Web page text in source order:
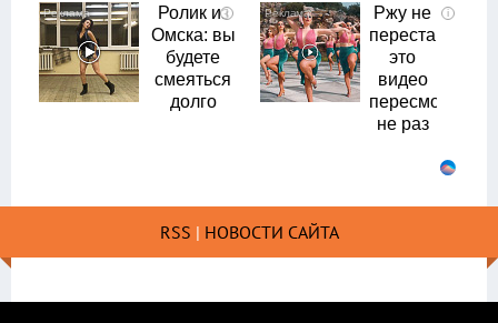
i
Ролик из
Омска: вы
будете
смеяться
долго
i
Ржу не
переставая,
это
видео
пересмотришь
не раз
RSS | НОВОСТИ САЙТА